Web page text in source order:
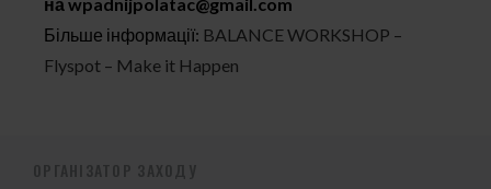
Більше інформації: BALANCE WORKSHOP –
Flyspot – Make it Happen